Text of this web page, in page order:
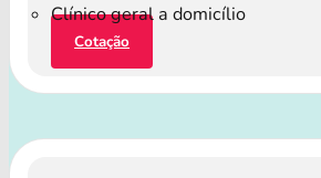
Clínico geral a domicílio
Cotação